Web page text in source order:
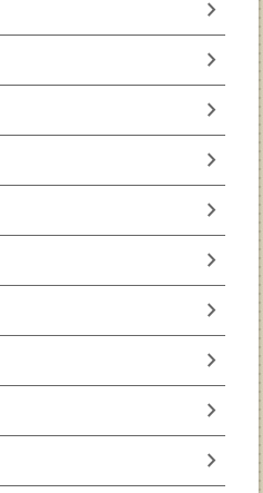
chevron_right
chevron_right
chevron_right
chevron_right
chevron_right
chevron_right
chevron_right
chevron_right
chevron_right
chevron_right